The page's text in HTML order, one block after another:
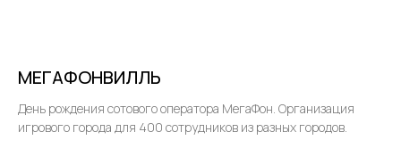
МЕГАФОНВИЛЛЬ
День рождения сотового оператора МегаФон. Организация
игрового города для 400 сотрудников из разных городов.